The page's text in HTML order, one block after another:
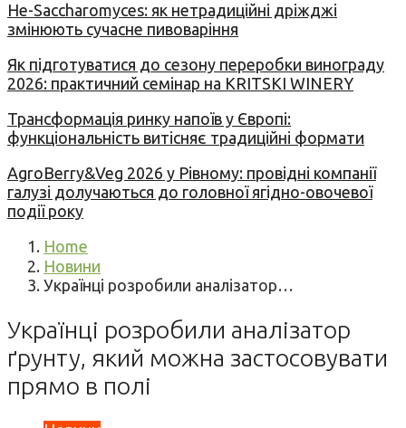
Не-Saccharomyces: як нетрадиційні дріжджі
змінюють сучасне пивоваріння
Як підготуватися до сезону переробки винограду
2026: практичний семінар на KRITSKI WINERY
Трансформація ринку напоїв у Європі:
функціональність витісняє традиційні формати
AgroBerry&Veg 2026 у Рівному: провідні компанії
галузі долучаються до головної ягідно-овочевої
події року
Home
Новини
Українці розробили аналізатор…
Українці розробили аналізатор
ґрунту, який можна застосовувати
прямо в полі